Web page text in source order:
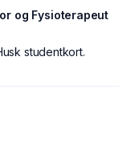
og Fysioterapeut
studentkort.